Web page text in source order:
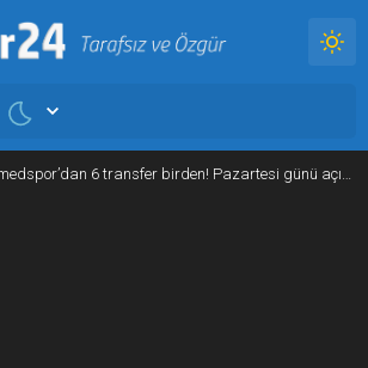
6 transfer birden! Pazartesi günü açıklanacak